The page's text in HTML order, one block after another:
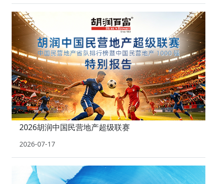
2026胡润中国民营地产超级联赛
2026-07-17